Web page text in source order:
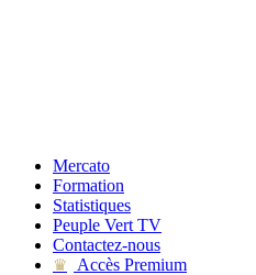
Mercato
Formation
Statistiques
Peuple Vert TV
Contactez-nous
♛
Accès Premium